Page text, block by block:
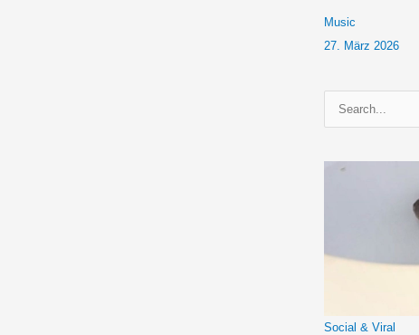
Music
27. März 2026
u
h
Social & Viral